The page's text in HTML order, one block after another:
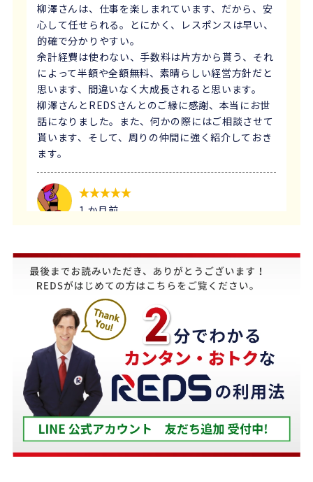
柳澤さんは、仕事を楽しまれています、だから、安
心して任せられる。とにかく、レスポンスは早い、
的確で分かりやすい。
余計経費は使わない、手数料は片方から貰う、それ
によって半額や全額無料、素晴らしい経営方針だと
思います、間違いなく大成長されると思います。
柳澤さんとREDSさんとのご縁に感謝、本当にお世
話になりました。また、何かの際にはご相談させて
貰います、そして、周りの仲間に強く紹介しておき
ます。
1 か月前
他の不動産会社と違って、売り込みが全くなく自分
のペースで進めることが出来るのが非常に大きかっ
担当の下山さんには大変お世話になりました。
築年数が厳しい条件の中、数々の条件を伝えたとこ
ろ、適切かつ具体的に提案していただきました。
下山さんの人柄も安心でき、打ち合わせの時に、冗
談や笑い話が多く、不動産売却のことを忘れてしま
うほどでした。
また色々な相談もすぐ迅速に対応していただ感謝し
ております。